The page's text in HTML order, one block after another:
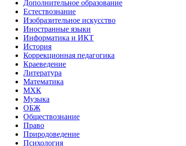
Дополнительное образование
Естествознание
Изобразительное искусство
Иностранные языки
Информатика и ИКТ
История
Коррекционная педагогика
Краеведение
Литература
Математика
МХК
Музыка
ОБЖ
Обществознание
Право
Природоведение
Психология